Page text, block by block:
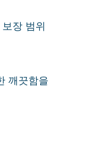
장 범위
깨끗함을